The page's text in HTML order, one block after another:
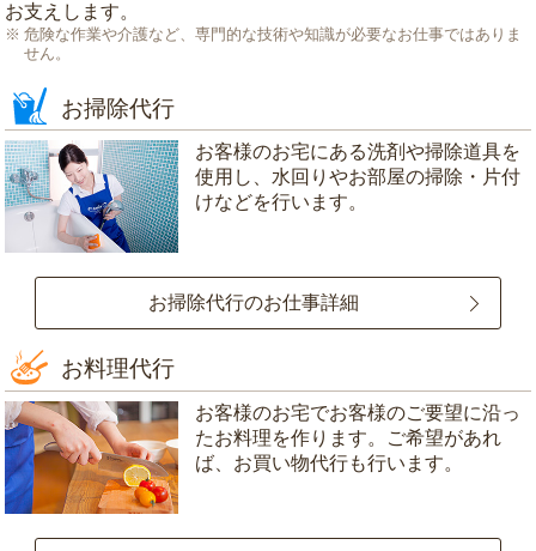
お支えします。
危険な作業や介護など、専門的な技術や知識が必要なお仕事ではありま
せん。
お掃除代行
お客様のお宅にある洗剤や掃除道具を
使用し、水回りやお部屋の掃除・片付
けなどを行います。
お掃除代行のお仕事詳細
お料理代行
お客様のお宅でお客様のご要望に沿っ
たお料理を作ります。ご希望があれ
ば、お買い物代行も行います。